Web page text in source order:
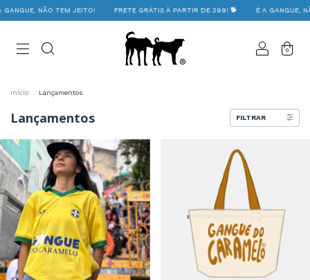
NÃO TEM JEITO! FRETE GRÁTIS À PARTIR DE 399! 🐕 É A GANGUE,
0
Início Lançamentos
Lançamentos FILTRAR